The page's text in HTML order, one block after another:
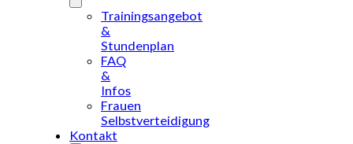
Trainingsangebot
&
Stundenplan
FAQ
&
Infos
Frauen
Selbstverteidigung
Kontakt